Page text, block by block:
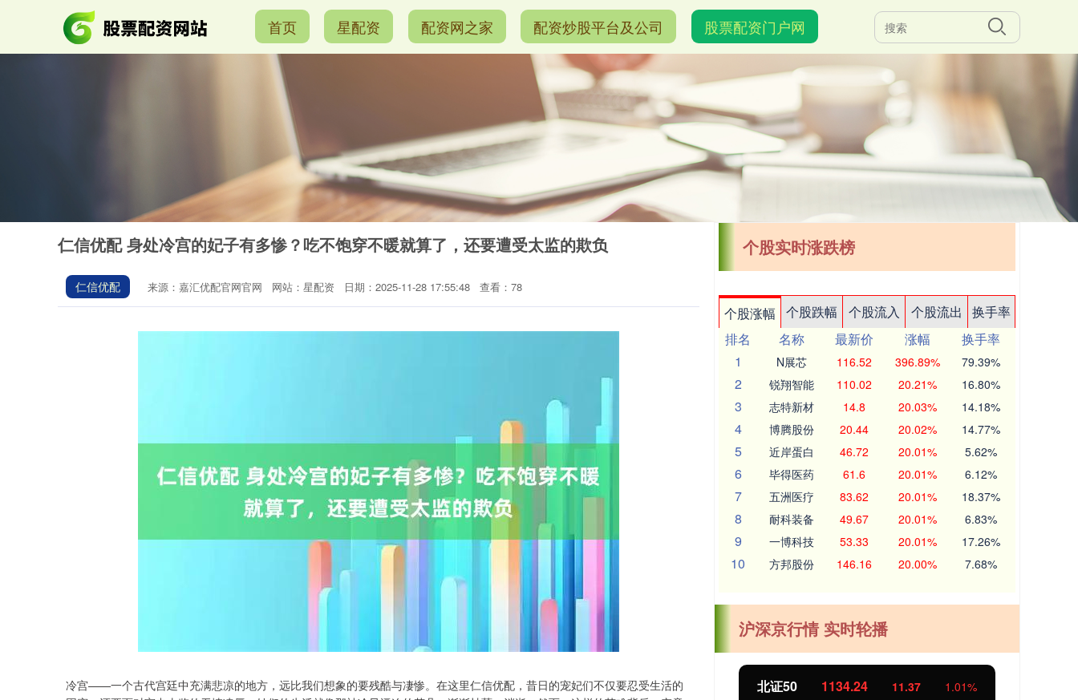
首页 星配资 配资网之家 配资炒股平台及公司 股票配资门户网
仁信优配 身处冷宫的妃子有多惨？吃不饱穿不暖就算了，还要遭受太监的欺负
仁信优配 来源：嘉汇优配官网官网 网站：星配资 日期：2025-11-28 17:55:48 查看：78
冷宫——一个古代宫廷中充满悲凉的地方，远比我们想象的要残酷与凄惨。在这里仁信优配，昔日的宠妃们不仅要忍受生活的
个股实时涨跌榜
个股涨幅 个股跌幅 个股流入 个股流出
换手率
排名
名称 最新价 涨幅
换手率
1
N展芯 116.52 396.89% 79.39%
2 锐翔智能 110.02 20.21% 16.80%
3 志特新材 14.8 20.03% 14.18%
4 博腾股份 20.44 20.02% 14.77%
5 近岸蛋白 46.72 20.01% 5.62%
6 毕得医药 61.6 20.01% 6.12%
7 五洲医疗 83.62 20.01% 18.37%
8 耐科装备 49.67 20.01% 6.83%
9 一博科技 53.33 20.01% 17.26%
10 方邦股份 146.16 20.00% 7.68%
沪深京行情 实时轮播
1.02% 深证成指 14311.01 200.89 1.42% 沪深300 4694.44 43.13 0.93% 北证50 1134.24 11.37 1.01%